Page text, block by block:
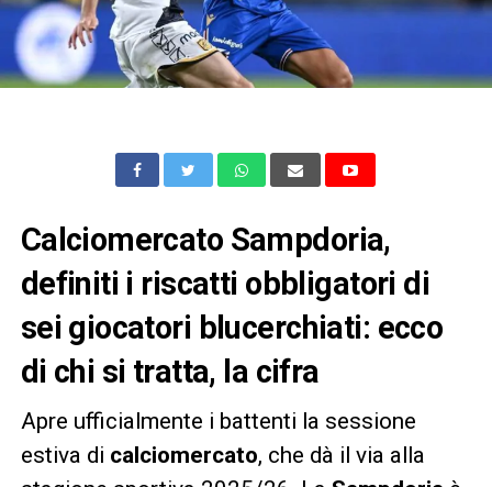
Calciomercato Sampdoria,
definiti i riscatti obbligatori di
sei giocatori blucerchiati: ecco
di chi si tratta, la cifra
Apre ufficialmente i battenti la sessione
estiva di calciomercato, che dà il via alla